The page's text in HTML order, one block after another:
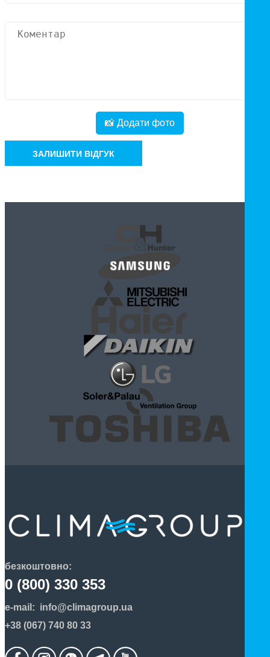
📸 Додати фото
ЗАЛИШИТИ ВІДГУК
безкоштовно:
0 (800) 330 353
e-mail: info@climagroup.ua
+38 (067) 740 80 33